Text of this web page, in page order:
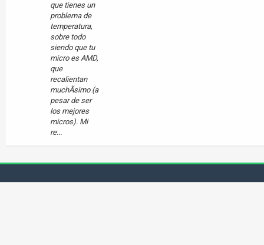
que tienes un
problema de
temperatura,
sobre todo
siendo que tu
micro es AMD,
que
recalientan
muchÃ­simo (a
pesar de ser
los mejores
micros). Mi
re...